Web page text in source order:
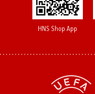
HNS Shop App